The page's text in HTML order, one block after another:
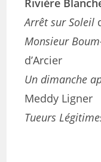
Rivière
Arrêt sur Soleil
Monsieur
d’Arcier
Un dimanche
Meddy Ligner
Tueurs